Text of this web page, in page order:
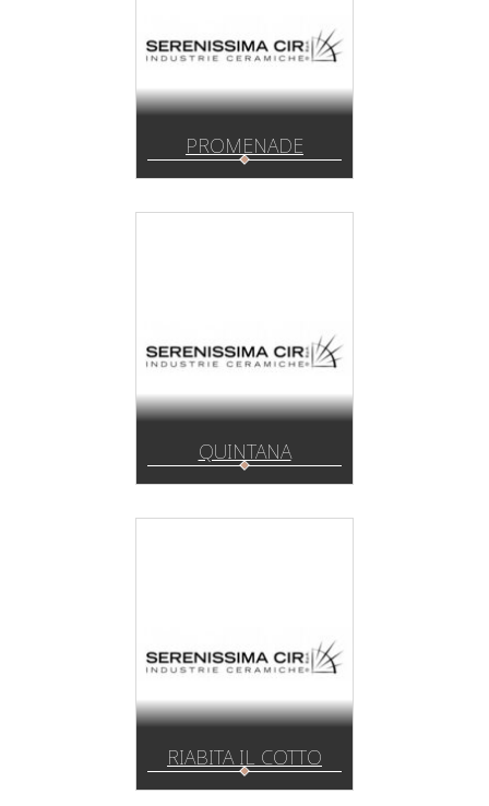
PROMENADE
QUINTANA
RIABITA IL COTTO